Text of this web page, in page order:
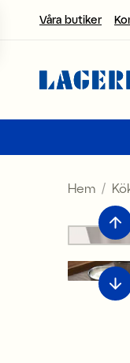
Våra butiker
Välj
FI / EUR
NO / NKR
SE / SEK
Hem